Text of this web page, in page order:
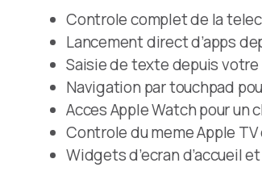
Controle complet de la
Lancement direct d’apps
Saisie de texte depuis votre
Navigation par touchpad
Acces Apple Watch pour un
Controle du meme Apple
Widgets d’ecran d’accueil